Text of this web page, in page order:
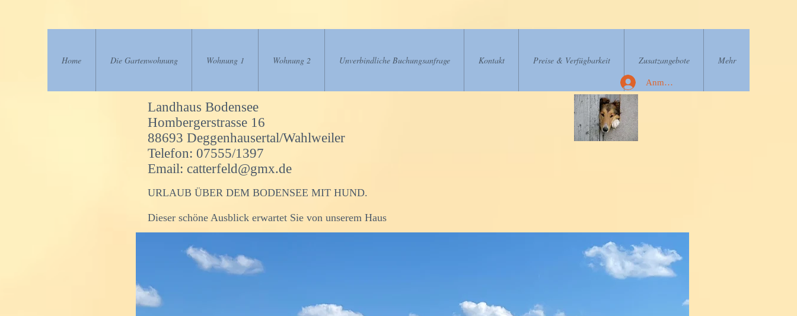
Home Die Gartenwohnung Wohnung 1 Wohnung 2 Unverbindliche Buchungsanfrage Kontakt Preise & Verfügbarkeit Zusatzangebote Mehr
Anmelden
Landhaus Bodensee
Hombergerstrasse 16
88693 Deggenhausertal/Wahlweiler
Telefon: 07555/1397
Email: catterfeld@gmx.de
URLAUB ÜBER DEM BODENSEE MIT HUND.
Dieser schöne Ausblick erwartet Sie von unserem Haus